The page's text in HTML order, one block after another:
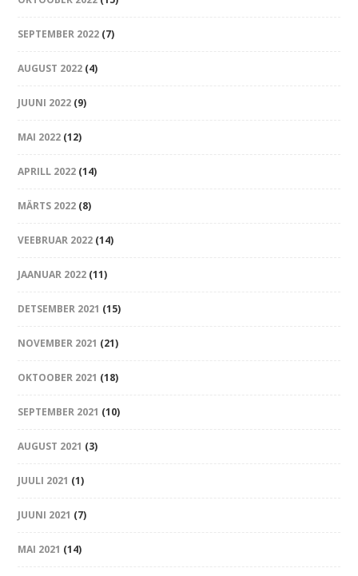
SEPTEMBER 2022 (7)
AUGUST 2022 (4)
JUUNI 2022 (9)
MAI 2022 (12)
APRILL 2022 (14)
MÄRTS 2022 (8)
VEEBRUAR 2022 (14)
JAANUAR 2022 (11)
DETSEMBER 2021 (15)
NOVEMBER 2021 (21)
OKTOOBER 2021 (18)
SEPTEMBER 2021 (10)
AUGUST 2021 (3)
JUULI 2021 (1)
JUUNI 2021 (7)
MAI 2021 (14)